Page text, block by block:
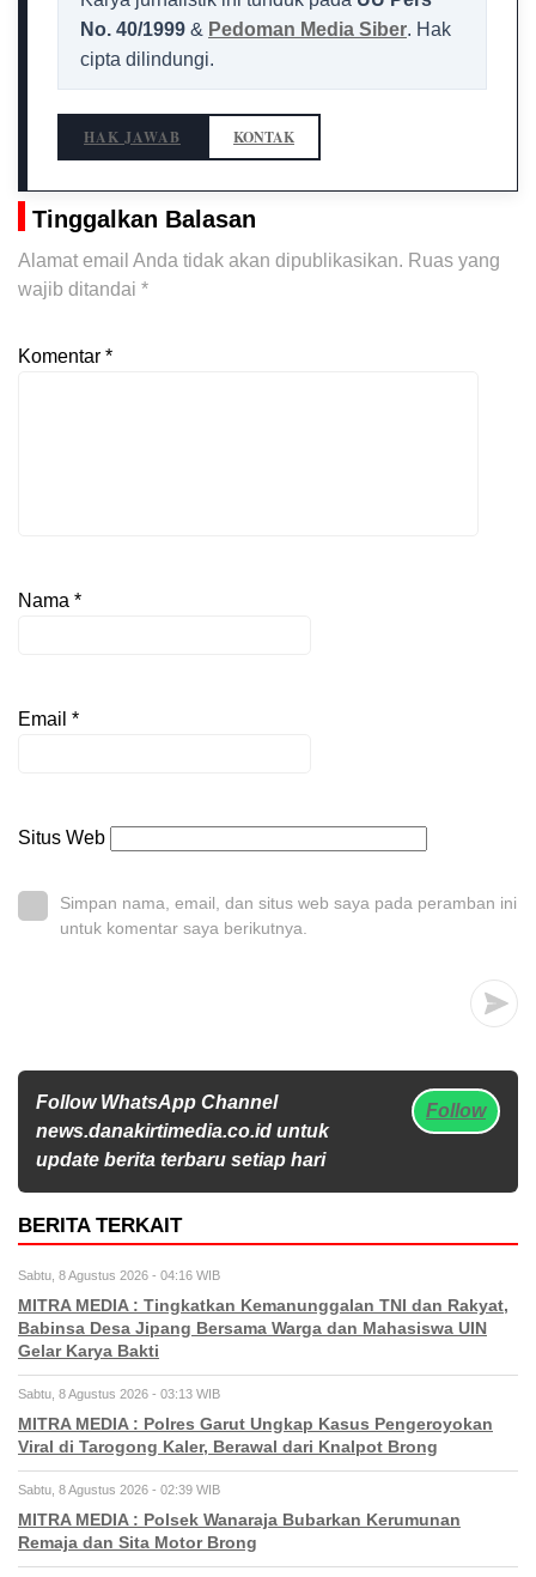
No. 40/1999 & Pedoman Media Siber. Hak
cipta dilindungi.
HAK JAWAB KONTAK
Tinggalkan Balasan
Alamat email Anda tidak akan dipublikasikan. Ruas yang
wajib ditandai *
Komentar *
Nama *
Email *
Situs Web
Simpan nama, email, dan situs web saya pada peramban ini
untuk komentar saya berikutnya.
Follow WhatsApp Channel
news.danakirtimedia.co.id untuk
update berita terbaru setiap hari
Follow
BERITA TERKAIT
Sabtu, 8 Agustus 2026 - 04:16 WIB
MITRA MEDIA : Tingkatkan Kemanunggalan TNI dan Rakyat,
Babinsa Desa Jipang Bersama Warga dan Mahasiswa UIN
Gelar Karya Bakti
Sabtu, 8 Agustus 2026 - 03:13 WIB
MITRA MEDIA : Polres Garut Ungkap Kasus Pengeroyokan
Viral di Tarogong Kaler, Berawal dari Knalpot Brong
Sabtu, 8 Agustus 2026 - 02:39 WIB
MITRA MEDIA : Polsek Wanaraja Bubarkan Kerumunan
Remaja dan Sita Motor Brong